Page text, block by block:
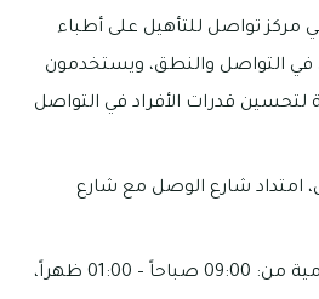
تواصل للتأهيل على أطباء
في التواصل والنطق، ويستخدمون
لتحسين قدرات الأفراد في التواصل
امتداد شارع الوصل مع شارع
تبدأ أوقات العمل اليومية من: 09:00 صباحاً – 01:00 ظهراً،